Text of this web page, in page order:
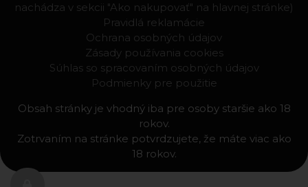
nachádza v sekcii "Ako nakupovať" na hlavnej stránke)
Pravidlá reklamácie
Ochrana osobných údajov
Zásady používania cookies
Súhlas so spracovaním osobných údajov
Podmienky pre použitie
Obsah stránky je vhodný iba pre osoby staršie ako 18
rokov.
Zotrvaním na stránke potvrdzujete, že máte viac ako
18 rokov.